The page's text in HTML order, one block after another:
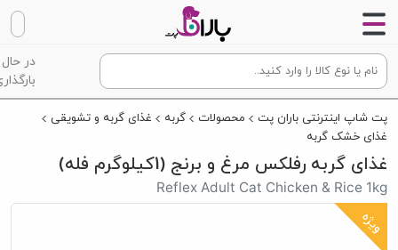
در حال
پت شاپ اینترنتی باران پت محصولات گربه
غذای گربه و تشویقی
غذای خشک گربه
غذای گربه رفلکس مرغ و برنج (1کیلوگرم فله)
Reflex Adult Cat Chicken & Rice 1kg
ویژه